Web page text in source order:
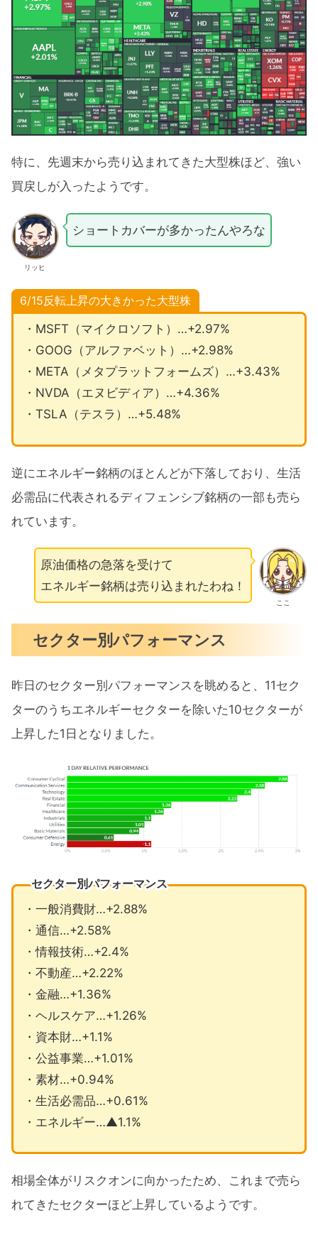
特に、先週末から売り込まれてきた大型株ほど、強い
買戻しが入ったようです。
リッヒ
ショートカバーが多かったんやろな
6/15反転上昇の大きかった大型株
・MSFT（マイクロソフト）…+2.97%
・GOOG（アルファベット）…+2.98%
・META（メタプラットフォームズ）…+3.43%
・NVDA（エヌビディア）…+4.36%
・TSLA（テスラ）…+5.48%
逆にエネルギー銘柄のほとんどが下落しており、生活
必需品に代表されるディフェンシブ銘柄の一部も売ら
れています。
ここ
原油価格の急落を受けて
エネルギー銘柄は売り込まれたわね！
セクター別パフォーマンス
昨日のセクター別パフォーマンスを眺めると、11セク
ターのうちエネルギーセクターを除いた10セクターが
上昇した1日となりました。
セクター別パフォーマンス
・一般消費財…+2.88%
・通信…+2.58%
・情報技術…+2.4%
・不動産…+2.22%
・金融…+1.36%
・ヘルスケア…+1.26%
・資本財…+1.1%
・公益事業…+1.01%
・素材…+0.94%
・生活必需品…+0.61%
・エネルギー…▲1.1%
相場全体がリスクオンに向かったため、これまで売ら
れてきたセクターほど上昇しているようです。